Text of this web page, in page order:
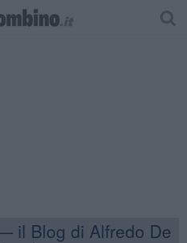
il Blog di Alfredo De